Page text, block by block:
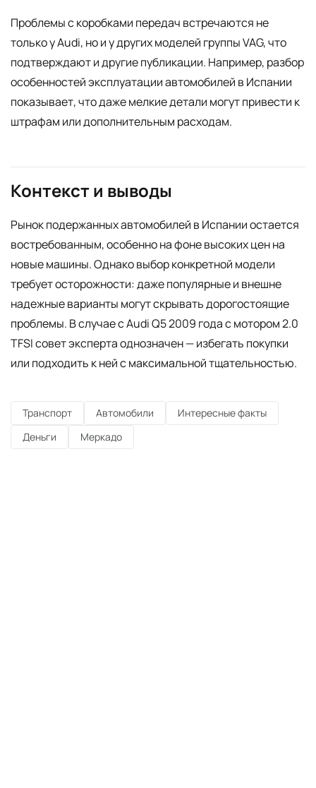
Проблемы с коробками передач встречаются не
только у Audi, но и у других моделей группы VAG, что
подтверждают и другие публикации. Например, разбор
особенностей эксплуатации автомобилей в Испании
показывает, что даже мелкие детали могут привести к
штрафам или дополнительным расходам.
Контекст и выводы
Рынок подержанных автомобилей в Испании остается
востребованным, особенно на фоне высоких цен на
новые машины. Однако выбор конкретной модели
требует осторожности: даже популярные и внешне
надежные варианты могут скрывать дорогостоящие
проблемы. В случае с Audi Q5 2009 года с мотором 2.0
TFSI совет эксперта однозначен — избегать покупки
или подходить к ней с максимальной тщательностью.
Транспорт Автомобили
Интересные факты
Деньги
Меркадо